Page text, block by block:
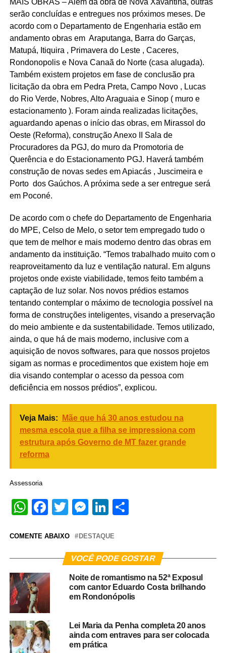
MAIS OBRAS – Além da obra de Nova Xavantina, outras
serão concluídas e entregues nos próximos meses. De
acordo com o Departamento de Engenharia estão em
andamento obras em Araputanga, Barra do Garças,
Matupá, Itiquira , Primavera do Leste , Caceres,
Rondonopolis e Nova Canaã do Norte (casa alugada).
Também existem projetos em fase de conclusão pra
licitação da obra em Pedra Preta, Campo Novo , Lucas
do Rio Verde, Nobres, Alto Araguaia e Sinop ( muro e
estacionamento ). Foram ainda realizadas licitações,
aguardando apenas o início das obras, em Mirassol do
Oeste (Reforma), construção Anexo II Sala de
Procuradores da PGJ, do muro da Promotoria de
Querência e do Estacionamento PGJ. Haverá também
construção de novas sedes em Apiacás , Juscimeira e
Porto dos Gaúchos. A próxima sede a ser entregue será
em Poconé.
De acordo com o chefe do Departamento de Engenharia
do MPE, Celso de Melo, o setor tem empregado tudo o
que tem de melhor e mais moderno dentro das obras em
andamento da instituição. “Temos trabalhado muito com o
reaproveitamento da luz e ventilação natural. Em alguns
projetos onde existe viabilidade, temos feito também a
captação de luz solar. Nos novos prédios estamos
tentando contemplar o máximo de tecnologia possível na
forma de construções inteligentes, visando a preservação
do meio ambiente e da sustentabilidade. Temos utilizado,
ainda, o que há de mais moderno, inclusive com a
aquisição de novos softwares, para que nossos projetos
sigam as normas e procedimentos que existem hoje em
dia visando contemplar o acesso da pessoa com
deficiência em nossos prédios”, explicou.
Veja Mais:
Mãe que há 30 anos estudou na
mesma escola que a filha se impressiona com
estrutura após Governo de MT fazer grande
reforma
Assessoria
WhatsApp
Facebook
TwitterMessenger
LinkedIn
COMENTE ABAIXO DESTAQUE
VOCÊ PODE GOSTAR
Noite de romantismo na 52ª Exposul
com cantor Eduardo Costa brilhando
em Rondonópolis
Lei Maria da Penha completa 20 anos
ainda com entraves para ser colocada
em prática